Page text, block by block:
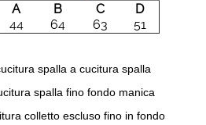
A B C
D
44 64 63 51
spalla a cucitura spalla
spalla fino fondo manica
colletto escluso fino in fondo